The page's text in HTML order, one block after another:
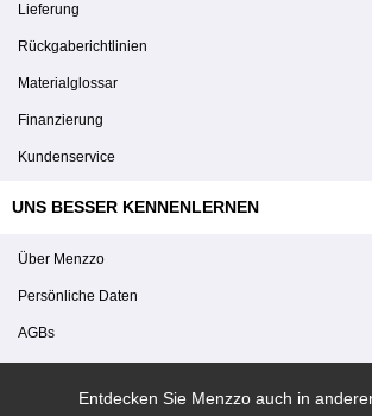
Lieferung
Rückgaberichtlinien
Materialglossar
Finanzierung
Kundenservice
UNS BESSER KENNENLERNEN
Über Menzzo
Persönliche Daten
AGBs
Entdecken Sie Menzzo auch in